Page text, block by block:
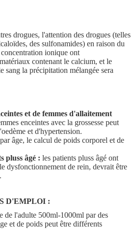
drogues, l'attention des drogues (telles
des sulfonamides) en raison du
ionique ont
contenant le calcium, et le
sang la précipitation mélangée sera
et de femmes d'allaitement
enceintes avec la grossesse peut
et d'hypertension.
par âge, le calcul de poids corporel et de
pluss âgé : les patients pluss âgé ont
dysfonctionnement de rein, devrait être
D'EMPLOI :
de l'adulte 500ml-1000ml par des
et de poids peut être différents